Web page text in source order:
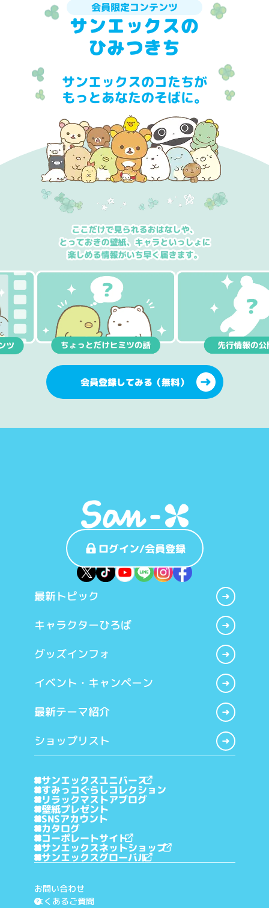
会員限定コンテンツ
サンエックスの
ひみつきち
サンエックスのコたちが
もっとあなたのそばに。
会員登録してみる（無料）
ログイン/会員登録
最新トピック
キャラクターひろば
グッズインフォ
イベント・キャンペーン
最新テーマ紹介
ショップリスト
サンエックスユニバース
すみっコぐらしコレクション
リラックマストアブログ
壁紙プレゼント
SNSアカウント
カタログ
コーポレートサイト
サンエックスネットショップ
サンエックスグローバル
お問い合わせ
?
よくあるご質問